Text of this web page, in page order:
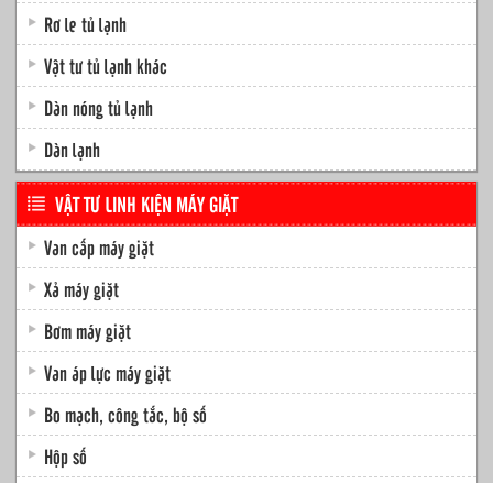
Rơ le tủ lạnh
Vật tư tủ lạnh khác
Dàn nóng tủ lạnh
Dàn lạnh
VẬT TƯ LINH KIỆN MÁY GIẶT
Van cấp máy giặt
Xả máy giặt
Bơm máy giặt
Van áp lực máy giặt
Bo mạch, công tắc, bộ số
Hộp số